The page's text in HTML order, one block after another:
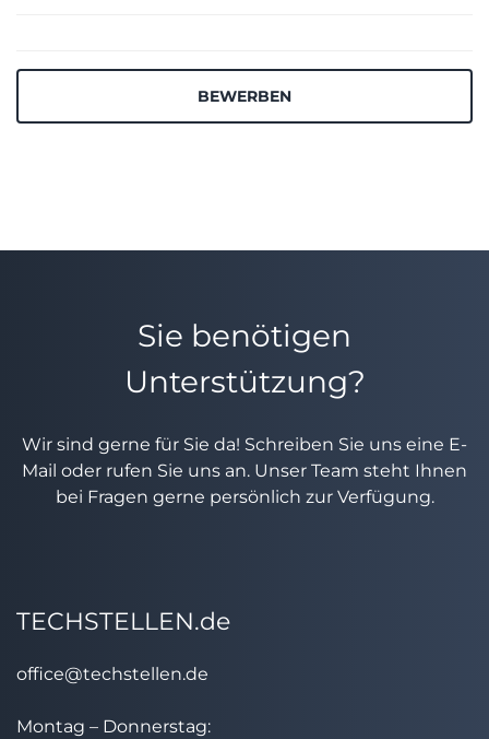
BEWERBEN
Sie benötigen
Unterstützung?
Wir sind gerne für Sie da! Schreiben Sie uns eine E-
Mail oder rufen Sie uns an. Unser Team steht Ihnen
bei Fragen gerne persönlich zur Verfügung.
TECHSTELLEN.de
office@techstellen.de
Montag – Donnerstag: